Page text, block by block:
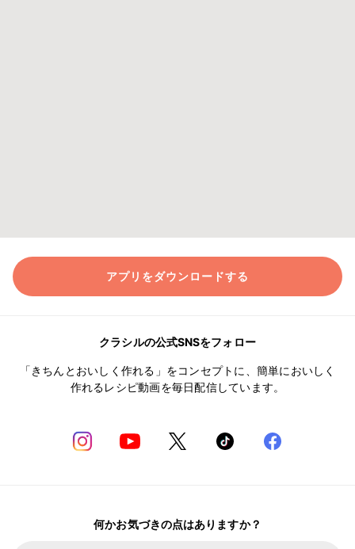
アプリをダウンロードする
クラシルの公式SNSをフォロー
「きちんとおいしく作れる」をコンセプトに、簡単においしく
作れるレシピ動画を毎日配信しています。
何かお気づきの点はありますか？